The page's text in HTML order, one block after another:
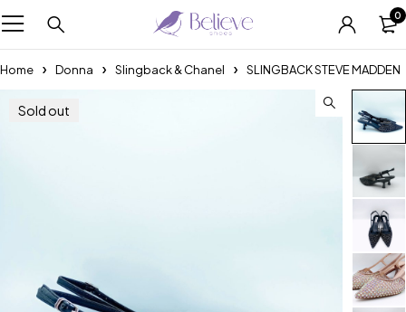
0
Home Donna Slingback & Chanel SLINGBACK STEVE MADDEN
Sold out